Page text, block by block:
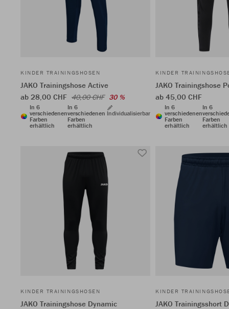
KINDER TRAININGSHOSEN
JAKO Trainingshose Active
ab 28,00 CHF 40,00 CHF 30 %
In 6
verschiedenen
Farben
erhältlich
In 6
verschiedenen
Farben
erhältlich
Individualisierbar
KINDER
JAKO Trainingshose
ab 45,00 CHF
In 6
verschiedenen
Farben
erhältlich
In 6
Farben
erhältlich
KINDER TRAININGSHOSEN
JAKO Trainingshose Dynamic
KINDER
JAKO Trainingsshort